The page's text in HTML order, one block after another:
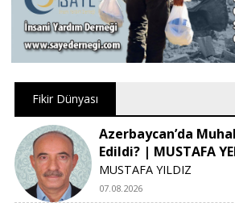
Fikir Dünyası
Azerbaycan’da
Edildi? | MUSTAFA
MUSTAFA YILDIZ
07.08.2026